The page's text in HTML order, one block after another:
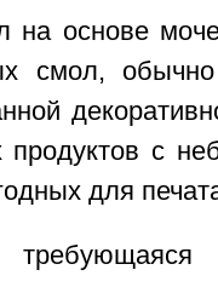
на основе
смол,
продуктов с
для